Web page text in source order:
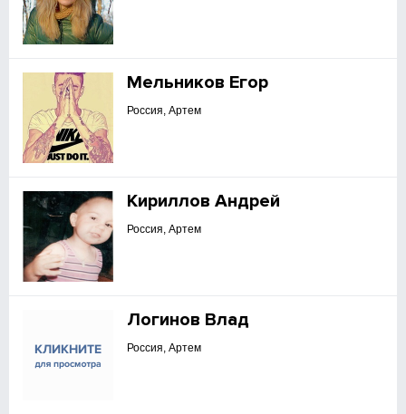
Мельников Егор
Россия, Артем
Кириллов Андрей
Россия, Артем
Логинов Влад
Россия, Артем